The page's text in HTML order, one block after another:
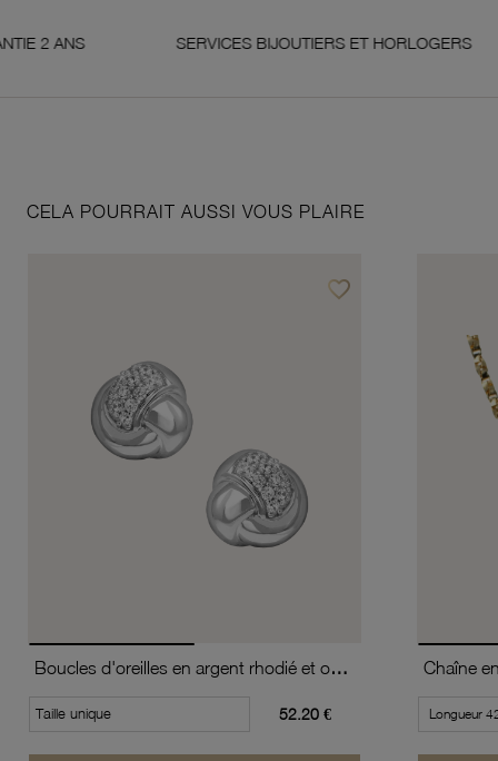
SERVICES BIJOUTIERS ET HORLOGERS
CELA POURRAIT AUSSI VOUS PLAIRE
favorite_borderAjouter à vos favoris
Boucles d'oreilles en argent rhodié et oxydes de zirconium
Taille unique 52.20 €